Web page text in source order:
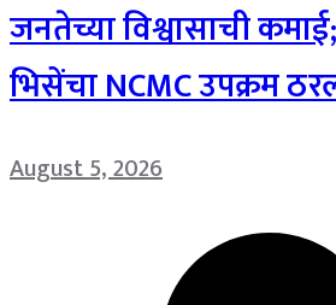
जनतेच्या विश्वासाची
भिसेंचा NCMC उपक्रम
August 5, 2026